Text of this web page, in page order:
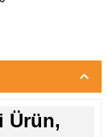
Ürün,